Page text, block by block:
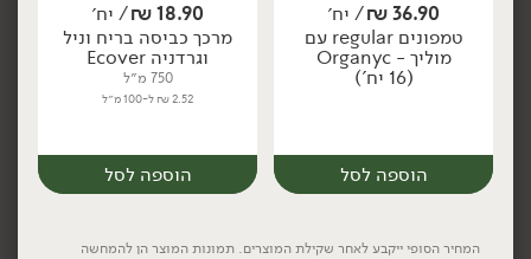
הוספה לסל הוספה לסל
יח׳ יח׳
36.90
₪/ יח׳
טמפונים regular עם
מוליך - Organyc
(16 יח')
הוספה לסל
18.90
₪/ יח׳
מרכך כביסה בריח וניל
וגרדניה Ecover
750 מ״ל
2.52 ₪ ל-100 מ״ל
הוספה לסל
המחיר הסופי ייקבע לאחר שקילת המוצרים. תמונות המוצר הן להמחשה